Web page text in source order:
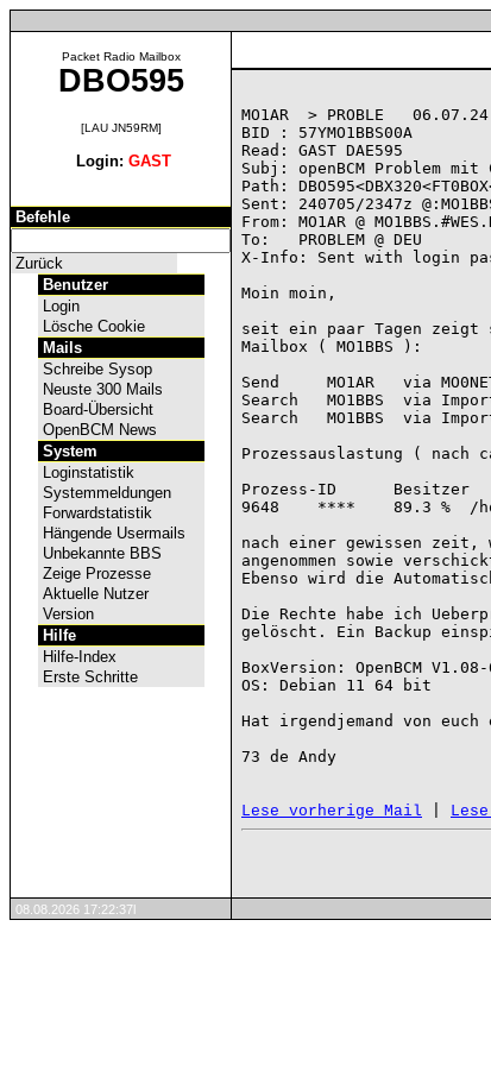
Packet Radio Mailbox
DBO595
[LAU JN59RM]
Login: GAST
Befehle
Zurück
Benutzer
Login
Lösche Cookie
Mails
Schreibe Sysop
Neuste 300 Mails
Board-Übersicht
OpenBCM News
System
Loginstatistik
Systemmeldungen
Forwardstatistik
Hängende Usermails
Unbekannte BBS
Zeige Prozesse
Aktuelle Nutzer
Version
Hilfe
Hilfe-Index
Erste Schritte
MO1AR  > PROBLE
BID : 57YMO1BBS00A
Read: GAST DAE595
Subj: openBCM Problem
Path:
Sent: 240705/2347z
From: MO1AR @
To:   PROBLEM @ DEU
X-Info: Sent with login
Moin moin,
seit ein paar Tagen
Mailbox ( MO1BBS ):
Send     MO1AR   via
Search   MO1BBS  via
Search   MO1BBS  via
Prozessauslastung (
Prozess-ID	Besitzer	CPU	Befehl
9648 	****	89.3 % 	/home/****/pr/openBCM/./bcm
nach einer gewissen zeit,
angenommen sowie
Ebenso wird die
Die Rechte habe ich
gelöscht. Ein Backup
BoxVersion: OpenBCM
OS: Debian 11 64 bit
Hat irgendjemand von euch
73 de Andy
Lese vorherige Mail
08.08.2026 17:22:37l